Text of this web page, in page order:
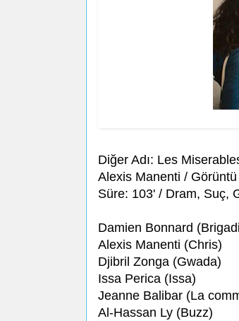
Diğer Adı: Les
Alexis Manenti /
Süre: 103' / Dram, Suç,
Damien Bonnard
Alexis Manenti (Chris)
Djibril Zonga (Gwada)
Issa Perica (Issa)
Jeanne Balibar (La
Al-Hassan Ly (Buzz)